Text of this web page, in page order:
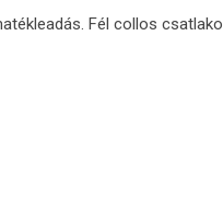
Fél collos